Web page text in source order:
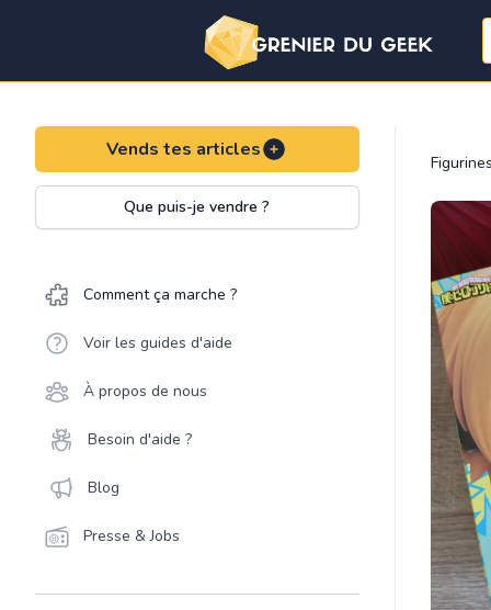
Vends tes articles
Que puis-je vendre ?
Comment ça marche ?
Voir les guides d'aide
À propos de nous
Besoin d'aide ?
Blog
Presse & Jobs